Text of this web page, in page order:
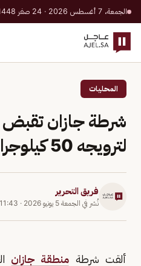
الجمعة، 7 أغسطس 2026 · 24 صفر 1448 هـ
المحليات
شرطة جازان
لترويجه 50 كيلوجرامًا من الحشيش
فريق التحرير
نُشر في الجمعة 5 يونيو 2026 · 11:43 م
ألقت شرطة منطقة جازان